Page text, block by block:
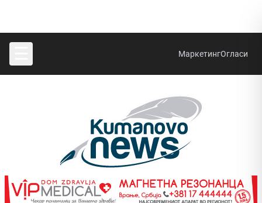
МаркетингОгласи